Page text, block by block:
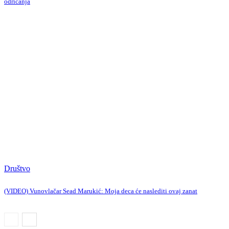
Društvo
(VIDEO) Vunovlačar Sead Marukić: Moja deca će naslediti ovaj zanat